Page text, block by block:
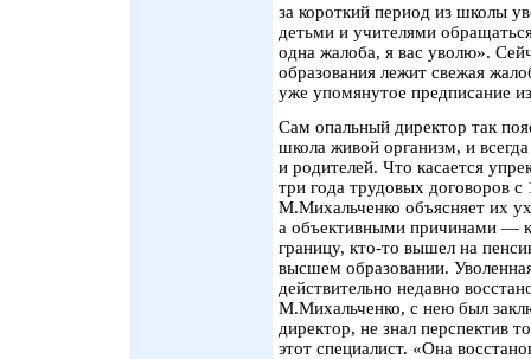
за короткий период из школы
детьми и учителями
одна жалоба, я вас уволю».
образования лежит свежая
уже упомянутое предписание
Сам опальный директор так
школа живой организм, и
и родителей. Что касается
три года трудовых договоров
М.Михальченко объясняет их
а объективными причинами —
границу, кто-то вышел на
высшем образовании.
действительно недавно
М.Михальченко, с нею был
директор, не знал перспектив
этот специалист. «Она